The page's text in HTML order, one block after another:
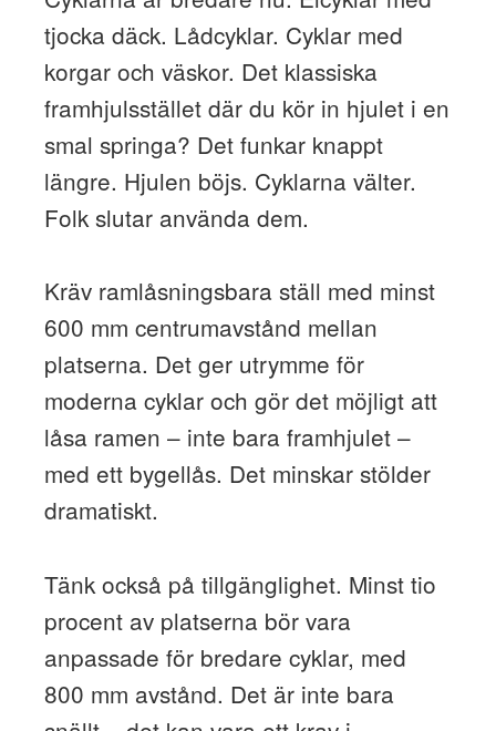
tjocka däck. Lådcyklar. Cyklar med
korgar och väskor. Det klassiska
framhjulsstället där du kör in hjulet i en
smal springa? Det funkar knappt
längre. Hjulen böjs. Cyklarna välter.
Folk slutar använda dem.
Kräv ramlåsningsbara ställ med minst
600 mm centrumavstånd mellan
platserna. Det ger utrymme för
moderna cyklar och gör det möjligt att
låsa ramen – inte bara framhjulet –
med ett bygellås. Det minskar stölder
dramatiskt.
Tänk också på tillgänglighet. Minst tio
procent av platserna bör vara
anpassade för bredare cyklar, med
800 mm avstånd. Det är inte bara